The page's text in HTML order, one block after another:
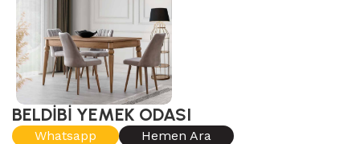
BELDİBİ YEMEK ODASI
Whatsapp Hemen Ara